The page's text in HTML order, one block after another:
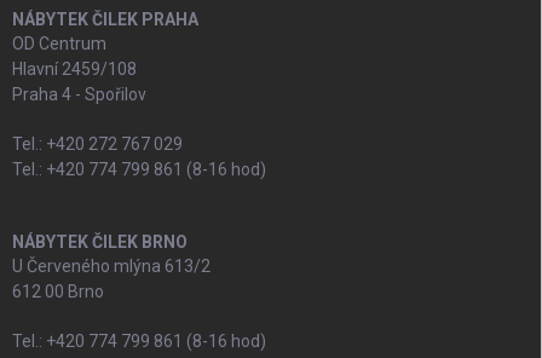
NÁBYTEK ČILEK PRAHA
OD Centrum
Hlavní 2459/108
Praha 4 - Spořilov
Tel.: +420 272 767 029
Tel.: +420 774 799 861 (8-16 hod)
NÁBYTEK ČILEK BRNO
U Červeného mlýna 613/2
612 00 Brno
Tel.: +420 774 799 861 (8-16 hod)